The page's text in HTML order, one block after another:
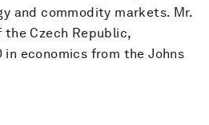
and commodity markets. Mr.
the Czech Republic,
in economics from the Johns